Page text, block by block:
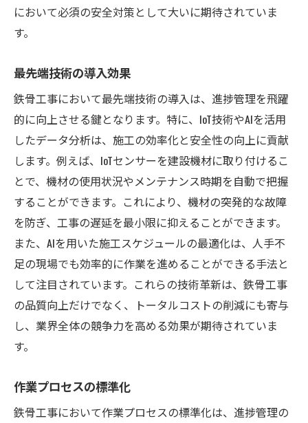
において必須の安全対策として大いに期待されていま
す。
最先端技術の導入効果
鉄骨工事において最先端技術の導入は、進捗管理を飛躍
的に向上させる鍵となります。特に、IoT技術やAIを活用
したデータ分析は、施工の効率化と安全性の向上に貢献
します。例えば、IoTセンサーを建設機材に取り付けるこ
とで、機材の使用状況やメンテナンス時期を自動で把握
することができます。これにより、機材の突発的な故障
を防ぎ、工事の遅延を最小限に抑えることができます。
また、AIを用いた施工スケジュールの最適化は、人手不
足の現場でも効率的に作業を進めることができる手法と
して注目されています。これらの技術革新は、鉄骨工事
の品質向上だけでなく、トータルコストの削減にも寄与
し、業界全体の競争力を高める効果が期待されていま
す。
作業プロセスの標準化
鉄骨工事において作業プロセスの標準化は、進捗管理の